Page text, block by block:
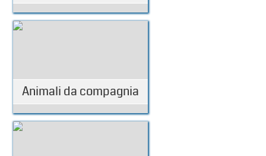
Animali da compagnia